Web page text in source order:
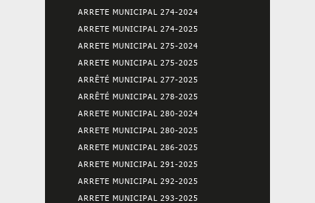
ARRETE MUNICIPAL 274-2024
ARRETE MUNICIPAL 274-2025
ARRETE MUNICIPAL 275-2024
ARRETE MUNICIPAL 275-2025
ARRÊTÉ MUNICIPAL 277-2025
ARRÊTÉ MUNICIPAL 278-2025
ARRETE MUNICIPAL 280-2024
ARRETE MUNICIPAL 280-2025
ARRETE MUNICIPAL 286-2025
ARRETE MUNICIPAL 291-2025
ARRETE MUNICIPAL 292-2025
ARRETE MUNICIPAL 293-2025